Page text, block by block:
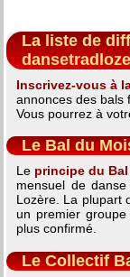
La liste de
Inscrivez-vous à
annonces des bals
Vous pourrez à
Le Bal du
Le principe du
mensuel de
Lozère. La plupart
un premier
plus confirmé.
Le Collectif